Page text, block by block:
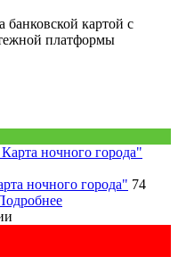
банковской картой с
платформы
ночного города" 74